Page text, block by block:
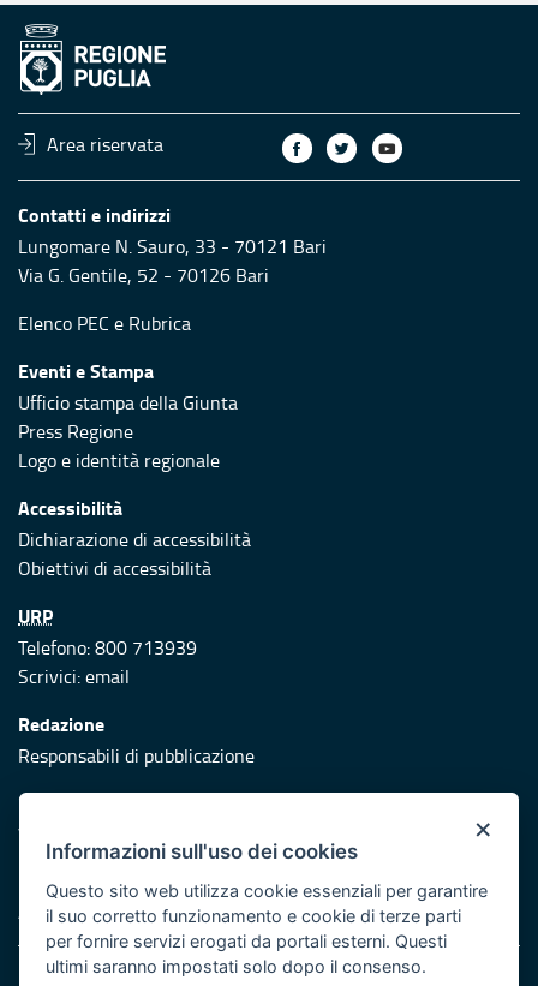
Area riservata
Contatti e indirizzi
Lungomare N. Sauro, 33 - 70121 Bari
Via G. Gentile, 52 - 70126 Bari
Elenco PEC e Rubrica
Eventi e Stampa
Ufficio stampa della Giunta
Press Regione
Logo e identità regionale
Accessibilità
Dichiarazione di accessibilità
Obiettivi di accessibilità
URP
Telefono: 800 713939
Scrivici:email
Redazione
Responsabili di pubblicazione
Protezione civile
Vai al sito di Protezione Civile Puglia
Iniziativa finanziata con risorse del POR Puglia 2014/2020 -
Asse XI
Note legali
×
Informazioni sull'uso dei cookies
Questo sito web utilizza cookie essenziali per garantire
il suo corretto funzionamento e cookie di terze parti
per fornire servizi erogati da portali esterni. Questi
ultimi saranno impostati solo dopo il consenso.